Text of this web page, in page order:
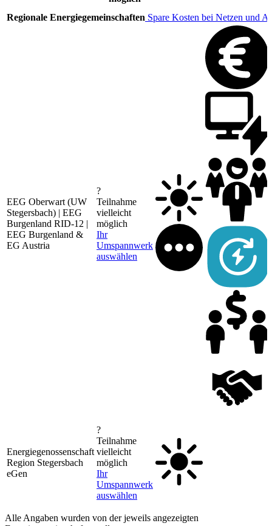
Regionale Energiegemeinschaften Spare Kosten bei Netzen und
EEG Oberwart (UW
Stegersbach) | EEG
Burgenland RID-12 |
EEG Burgenland &
EG Austria
?
Teilnahme
vielleicht
möglich
Ihr
Umspannwerk
auswählen
Energiegenossenschaft
Region Stegersbach
eGen
?
Teilnahme
vielleicht
möglich
Ihr
Umspannwerk
auswählen
Alle Angaben wurden von der jeweils angezeigten